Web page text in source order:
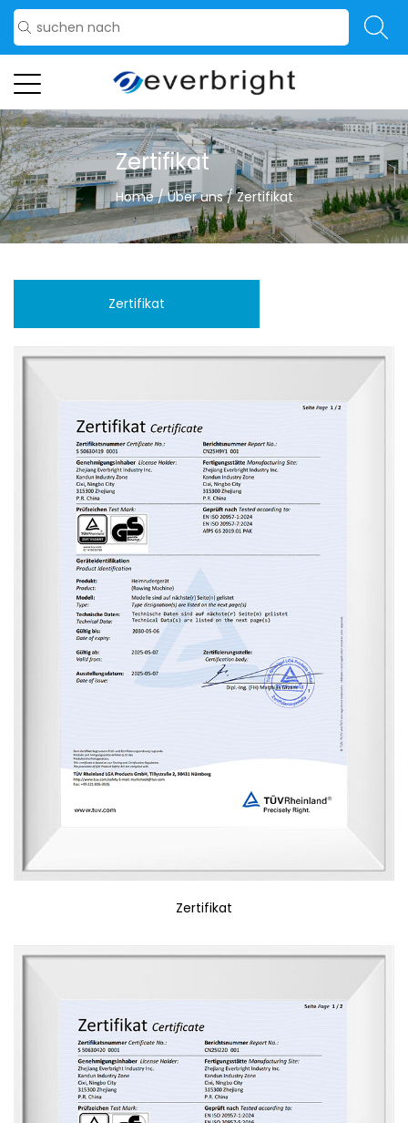
Zertifikat
Home/Über uns/Zertifikat
Zertifikat
Zertifikat